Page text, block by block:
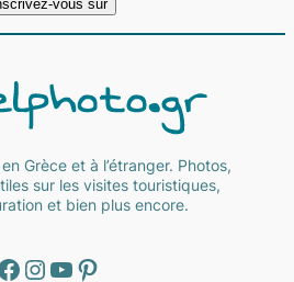
Grèce et à l’étranger. Photos,
sur les visites touristiques,
et bien plus encore.
Instagram YouTube Pinterest